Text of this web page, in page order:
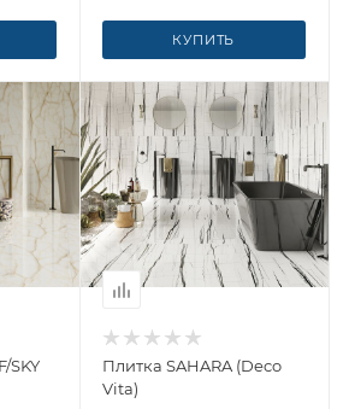
КУПИТЬ
SKY
Плитка SAHARA (Deco
Vita)